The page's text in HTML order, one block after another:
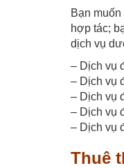
Bạn
hợp tác;
dịch vụ
– Dịch vụ
– Dịch vụ
– Dịch vụ
– Dịch vụ
– Dịch vụ
Thuê